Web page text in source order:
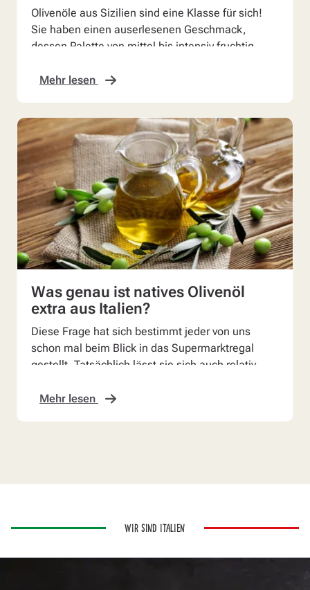
Olivenöle aus Sizilien sind eine Klasse für sich!
Sie haben einen auserlesenen Geschmack,
dessen Palette von mittel bis intensiv fruchtig
Mehr lesen
Was genau ist natives Olivenöl
extra aus Italien?
Diese Frage hat sich bestimmt jeder von uns
schon mal beim Blick in das Supermarktregal
gestellt. Tatsächlich lässt sie sich auch relativ
Mehr lesen
WIR SIND ITALIEN